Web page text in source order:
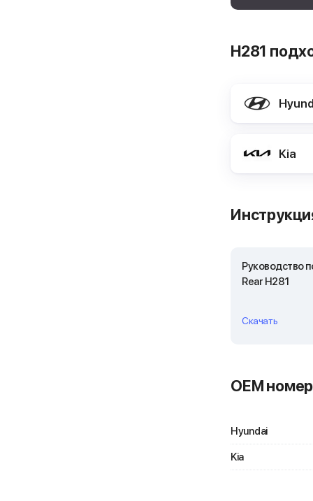
H281
Kia
Руководство
Rear H281
Скачать
OEM
Hyundai
Kia